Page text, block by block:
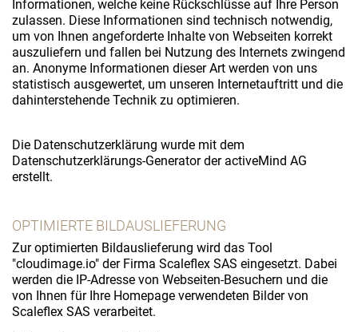
Informationen, welche keine Rückschlüsse auf Ihre Person
zulassen. Diese Informationen sind technisch notwendig,
um von Ihnen angeforderte Inhalte von Webseiten korrekt
auszuliefern und fallen bei Nutzung des Internets zwingend
an. Anonyme Informationen dieser Art werden von uns
statistisch ausgewertet, um unseren Internetauftritt und die
dahinterstehende Technik zu optimieren.
Die Datenschutzerklärung wurde mit dem
Datenschutzerklärungs-Generator der activeMind AG
erstellt.
OPTIMIERTE BILDAUSLIEFERUNG
Zur optimierten Bildauslieferung wird das Tool
"cloudimage.io" der Firma Scaleflex SAS eingesetzt. Dabei
werden die IP-Adresse von Webseiten-Besuchern und die
von Ihnen für Ihre Homepage verwendeten Bilder von
Scaleflex SAS verarbeitet.